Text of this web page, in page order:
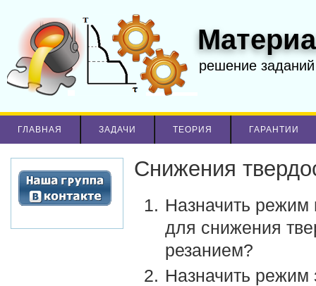
решение
ГЛАВНАЯ ЗАДАЧИ ТЕОРИЯ ГАРАНТИИ
Снижения
Назначить режим
для снижения
резанием?
Назначить режим